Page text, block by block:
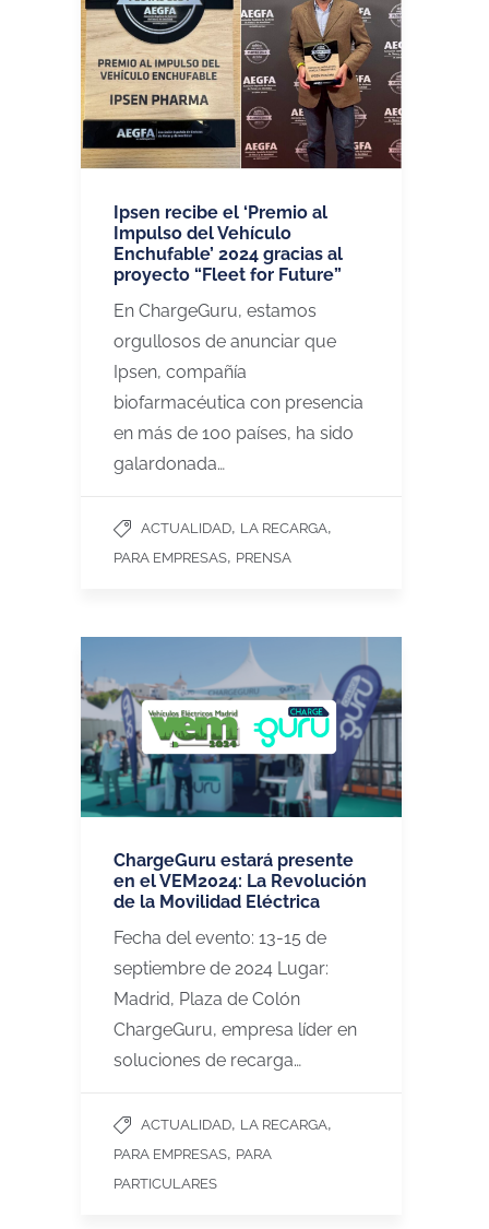
Ipsen recibe el ‘Premio al
Impulso del Vehículo
Enchufable’ 2024 gracias al
proyecto “Fleet for Future”
En ChargeGuru, estamos
orgullosos de anunciar que
Ipsen, compañía
biofarmacéutica con presencia
en más de 100 países, ha sido
galardonada…
ACTUALIDAD, LA RECARGA,
PARA EMPRESAS, PRENSA
ChargeGuru estará presente
en el VEM2024: La Revolución
de la Movilidad Eléctrica
Fecha del evento: 13-15 de
septiembre de 2024 Lugar:
Madrid, Plaza de Colón
ChargeGuru, empresa líder en
soluciones de recarga…
ACTUALIDAD, LA RECARGA,
PARA EMPRESAS, PARA
PARTICULARES